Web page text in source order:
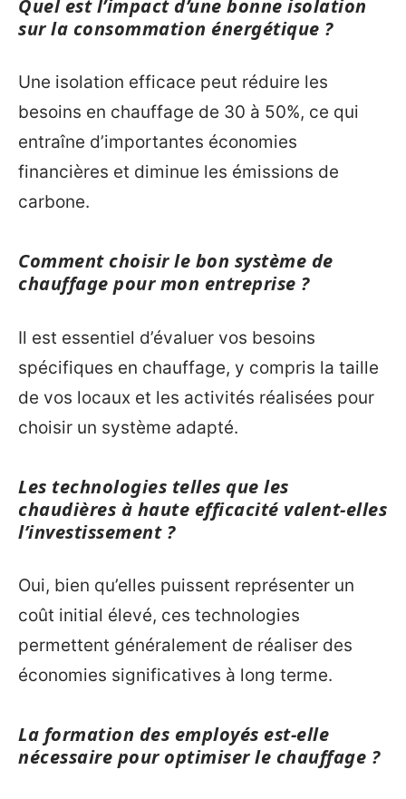
Quel est l’impact d’une bonne isolation
sur la consommation énergétique ?
Une isolation efficace peut réduire les
besoins en chauffage de 30 à 50%, ce qui
entraîne d’importantes économies
financières et diminue les émissions de
carbone.
Comment choisir le bon système de
chauffage pour mon entreprise ?
Il est essentiel d’évaluer vos besoins
spécifiques en chauffage, y compris la taille
de vos locaux et les activités réalisées pour
choisir un système adapté.
Les technologies telles que les
chaudières à haute efficacité valent-elles
l’investissement ?
Oui, bien qu’elles puissent représenter un
coût initial élevé, ces technologies
permettent généralement de réaliser des
économies significatives à long terme.
La formation des employés est-elle
nécessaire pour optimiser le chauffage ?